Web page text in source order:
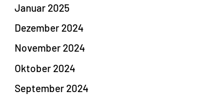
Januar 2025
Dezember 2024
November 2024
Oktober 2024
September 2024